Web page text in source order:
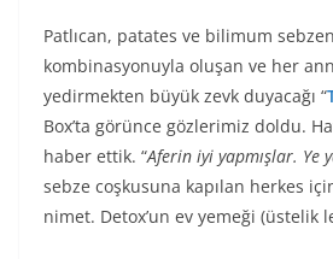
Patlıcan, patates ve bilimum
kombinasyonuyla oluşan ve her
yedirmekten büyük zevk duyacağı “
Box’ta görünce gözlerimiz doldu.
haber ettik. “Aferin iyi yapmışlar. Ye
sebze coşkusuna kapılan herkes
nimet. Detox’un ev yemeği (üstelik